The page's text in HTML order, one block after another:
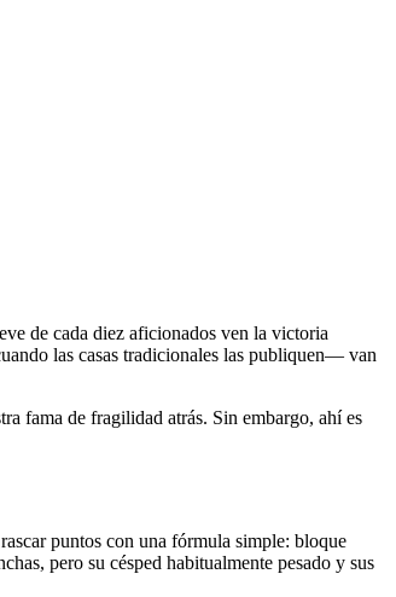
de cada diez aficionados ven la victoria
las casas tradicionales las publiquen— van
fama de fragilidad atrás. Sin embargo, ahí es
puntos con una fórmula simple: bloque
pero su césped habitualmente pesado y sus